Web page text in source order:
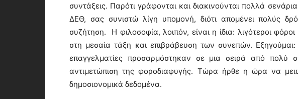
συντάξεις. Παρότι γράφονται και διακινούνται πολλά
ΔΕΘ, σας συνιστώ λίγη υπομονή, διότι απομένει πολύς
συζήτηση. Η φιλοσοφία, λοιπόν, είναι η ίδια: λιγότεροι
στη μεσαία τάξη και επιβράβευση των συνεπών. Εξηγούμαι:
επαγγελματίες προσαρμόστηκαν σε μια σειρά από πολύ
αντιμετώπιση της φοροδιαφυγής. Τώρα ήρθε η ώρα να
δημοσιονομικά δεδομένα.